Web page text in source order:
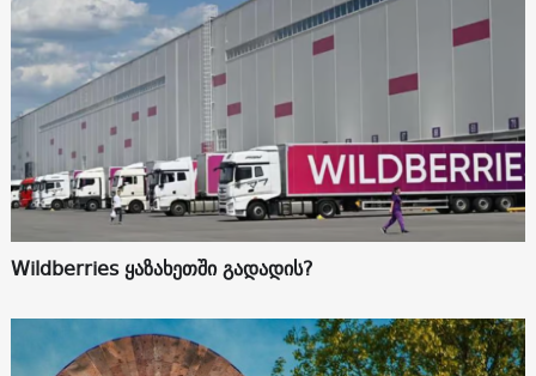
Wildberries ყაზახეთში გადადის?